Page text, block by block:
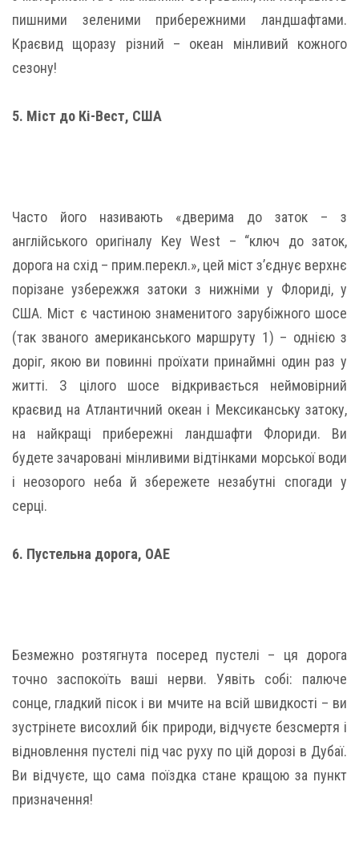
пишними зеленими прибережними ландшафтами.
Краєвид щоразу різний – океан мінливий кожного
сезону!
5. Міст до Кі-Вест, США
Часто його називають «дверима до заток – з
англійського оригіналу Key West – “ключ до заток,
дорога на схід – прим.перекл.», цей міст з’єднує верхнє
порізане узбережжя затоки з нижніми у Флориді, у
США. Міст є частиною знаменитого зарубіжного шосе
(так званого американського маршруту 1) – однією з
доріг, якою ви повинні проїхати принаймні один раз у
житті. З цілого шосе відкривається неймовірний
краєвид на Атлантичний океан і Мексиканську затоку,
на найкращі прибережні ландшафти Флориди. Ви
будете зачаровані мінливими відтінками морської води
і неозорого неба й збережете незабутні спогади у
серці.
6. Пустельна дорога, ОАЕ
Безмежно розтягнута посеред пустелі – ця дорога
точно заспокоїть ваші нерви. Уявіть собі: палюче
сонце, гладкий пісок і ви мчите на всій швидкості – ви
зустрінете висохлий бік природи, відчуєте безсмертя і
відновлення пустелі під час руху по цій дорозі в Дубаї.
Ви відчуєте, що сама поїздка стане кращою за пункт
призначення!